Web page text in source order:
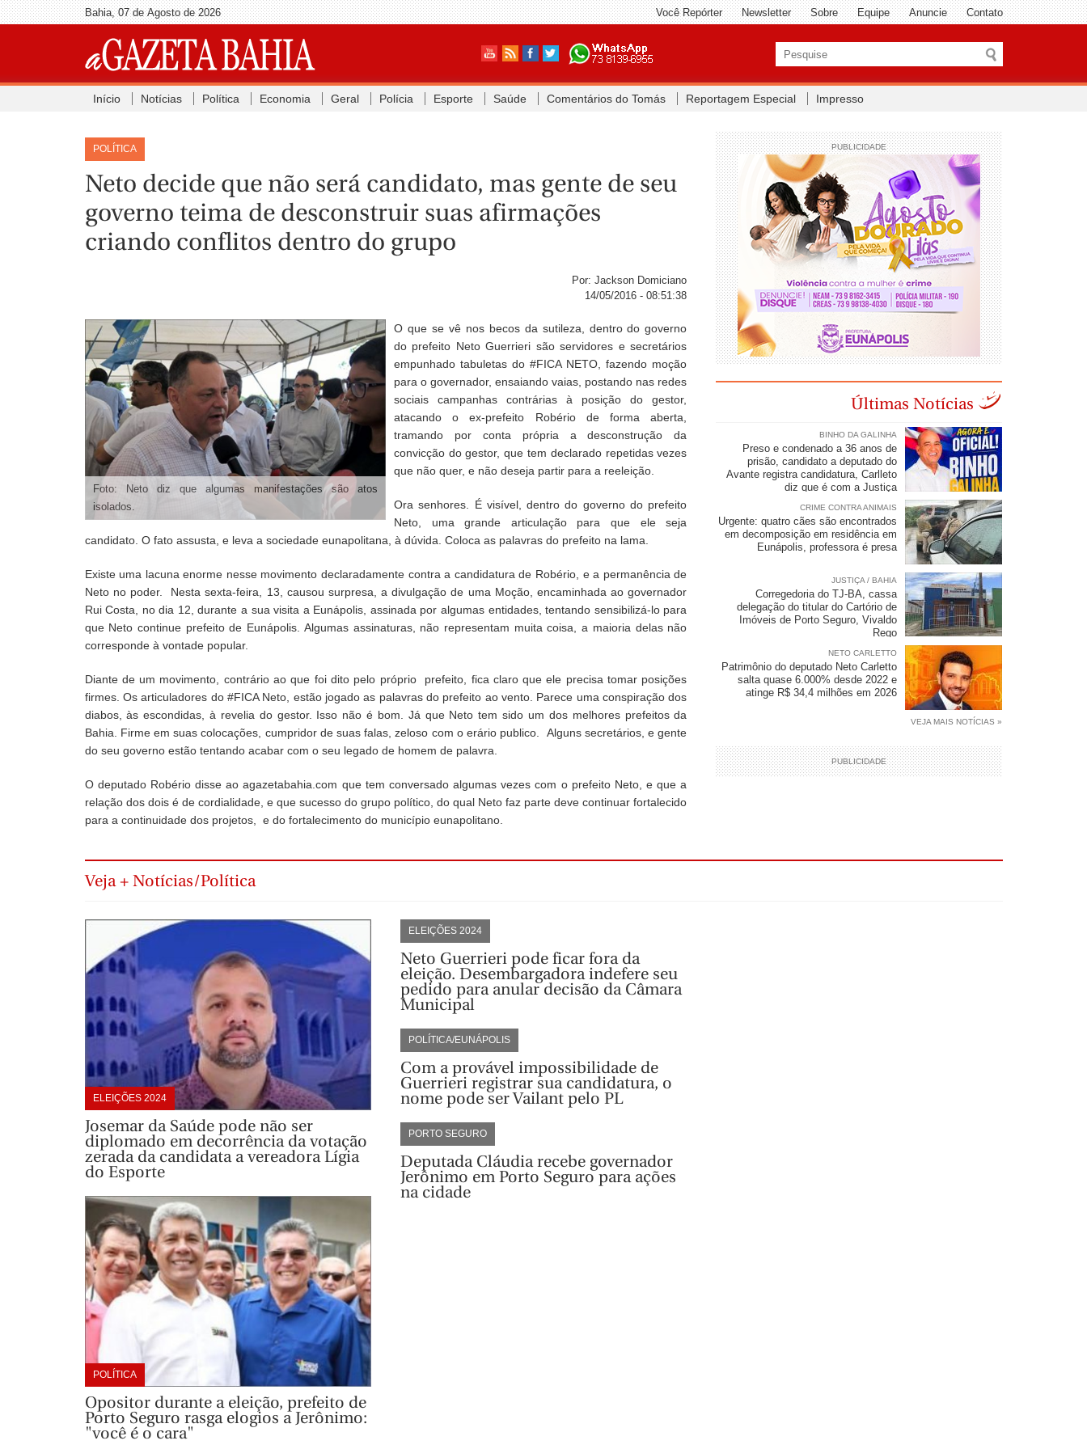
Bahia, 07 de Agosto de 2026 Você Repórter Newsletter Sobre Equipe Anuncie Contato
Início Notícias Política Economia Geral Polícia Esporte Saúde Comentários do Tomás Reportagem Especial Impresso
POLÍTICA
Neto decide que não será candidato, mas gente de seu
governo teima de desconstruir suas afirmações
criando conflitos dentro do grupo
Por: Jackson Domiciano
14/05/2016 - 08:51:38
Foto: Neto diz que algumas manifestações são atos
isolados.
O que se vê nos becos da sutileza, dentro do governo
do prefeito Neto Guerrieri são servidores e secretários
empunhado tabuletas do #FICA NETO, fazendo moção
para o governador, ensaiando vaias, postando nas redes
sociais campanhas contrárias à posição do gestor,
atacando o ex-prefeito Robério de forma aberta,
tramando por conta própria a desconstrução da
convicção do gestor, que tem declarado repetidas vezes
que não quer, e não deseja partir para a reeleição.
Ora senhores. É visível, dentro do governo do prefeito
Neto, uma grande articulação para que ele seja
candidato. O fato assusta, e leva a sociedade eunapolitana, à dúvida. Coloca as palavras do prefeito na lama.
Existe uma lacuna enorme nesse movimento declaradamente contra a candidatura de Robério, e a permanência de
Neto no poder. Nesta sexta-feira, 13, causou surpresa, a divulgação de uma Moção, encaminhada ao governador
Rui Costa, no dia 12, durante a sua visita a Eunápolis, assinada por algumas entidades, tentando sensibilizá-lo para
que Neto continue prefeito de Eunápolis. Algumas assinaturas, não representam muita coisa, a maioria delas não
corresponde à vontade popular.
Diante de um movimento, contrário ao que foi dito pelo próprio prefeito, fica claro que ele precisa tomar posições
firmes. Os articuladores do #FICA Neto, estão jogado as palavras do prefeito ao vento. Parece uma conspiração dos
diabos, às escondidas, à revelia do gestor. Isso não é bom. Já que Neto tem sido um dos melhores prefeitos da
Bahia. Firme em suas colocações, cumpridor de suas falas, zeloso com o erário publico. Alguns secretários, e gente
do seu governo estão tentando acabar com o seu legado de homem de palavra.
O deputado Robério disse ao agazetabahia.com que tem conversado algumas vezes com o prefeito Neto, e que a
relação dos dois é de cordialidade, e que sucesso do grupo político, do qual Neto faz parte deve continuar fortalecido
para a continuidade dos projetos, e do fortalecimento do município eunapolitano.
PUBLICIDADE
Últimas Notícias
BINHO DA GALINHA
Preso e condenado a 36 anos de
prisão, candidato a deputado do
Avante registra candidatura, Carlleto
diz que é com a Justiça
CRIME CONTRA ANIMAIS
Urgente: quatro cães são encontrados
em decomposição em residência em
Eunápolis, professora é presa
JUSTIÇA / BAHIA
Corregedoria do TJ-BA, cassa
delegação do titular do Cartório de
Imóveis de Porto Seguro, Vivaldo
Rego
NETO CARLETTO
Patrimônio do deputado Neto Carletto
salta quase 6.000% desde 2022 e
atinge R$ 34,4 milhões em 2026
VEJA MAIS NOTÍCIAS »
PUBLICIDADE
Veja + Notícias/Política
ELEIÇÕES 2024
Josemar da Saúde pode não ser
diplomado em decorrência da votação
zerada da candidata a vereadora Lígia
do Esporte
POLÍTICA
Opositor durante a eleição, prefeito de
Porto Seguro rasga elogios a Jerônimo:
"você é o cara"
ELEIÇÕES 2024
Neto Guerrieri pode ficar fora da
eleição. Desembargadora indefere seu
pedido para anular decisão da Câmara
Municipal
POLÍTICA/EUNÁPOLIS
Com a provável impossibilidade de
Guerrieri registrar sua candidatura, o
nome pode ser Vailant pelo PL
PORTO SEGURO
Deputada Cláudia recebe governador
Jerônimo em Porto Seguro para ações
na cidade